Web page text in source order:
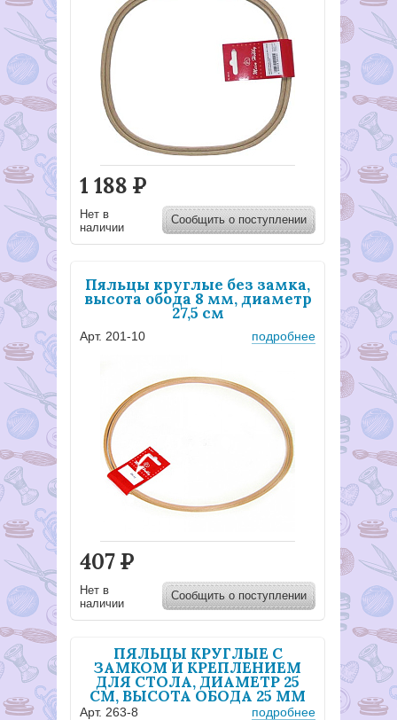
1 188 Р
Нет в
наличии
Сообщить о поступлении
Пяльцы круглые без замка,
высота обода 8 мм, диаметр
27,5 см
Арт. 201-10 подробнее
407Р
Нет в
наличии
Сообщить о поступлении
ПЯЛЬЦЫ КРУГЛЫЕ С
ЗАМКОМ И КРЕПЛЕНИЕМ
ДЛЯ СТОЛА, ДИАМЕТР 25
СМ, ВЫСОТА ОБОДА 25 ММ
Арт. 263-8 подробнее